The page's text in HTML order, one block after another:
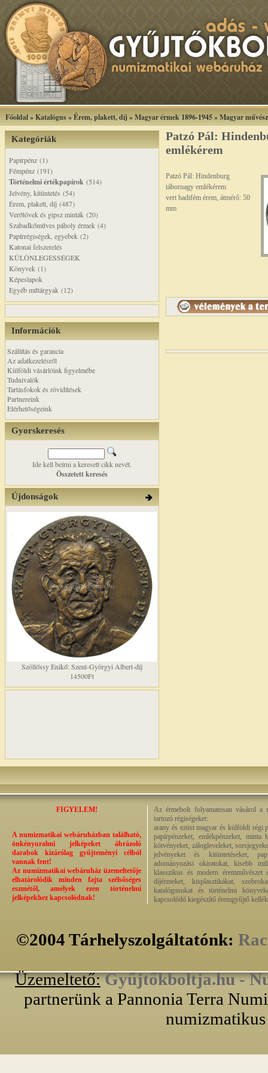
Főoldal»Katalógus»Érem, plakett, díj »Magyar érmek 1896-1945»Magyar
Kategóriák
Papírpénz (1)
Fémpénz (191)
Történelmi értékpapírok (514)
Jelvény, kitüntetés (54)
Érem, plakett, díj (487)
Verőtövek és gipsz minták (20)
Szabadkőműves páholy érmek (4)
Papírrégiségek, egyebek (2)
Katonai felszerelés
KÜLÖNLEGESSÉGEK
Könyvek (1)
Képeslapok
Egyéb műtárgyak (12)
Információk
Szállítás és garancia
Az adatkezelésről
Külföldi vásárlóink figyelmébe
Tudnivalók
Tartásfokok és rövidítések
Partnereink
Elérhetőségeink
Gyorskeresés
Ide kell beírni a keresett cikk nevét.
Összetett keresés
Újdonságok
Szöllőssy Enikő: Szent-Györgyi Albert-díj
14500Ft
Patzó Pál:
emlékérem
Patzó Pál: Hindenburg
tábornagy emlékérem
vert hadifém érem, átmérő: 50
mm
FIGYELEM!
A numizmatikai webáruházban található,
önkényuralmi jelképeket ábrázoló
darabok kizárólag gyűjteményi célból
vannak fent!
Az numizmatikai webáruház üzemeltetője
elhatárolódik minden fajta szélsőséges
eszmétől, amelyek ezen történelmi
jelképekhez kapcsolódnak!
Az érmebolt folyamatosan vásárol a
tartozó régiségeket:
arany és ezüst magyar és külföldi régi
papírpénzeket, emlékpénzeket, minta
kötvényeket, zálogleveleket,
jelvényeket és kitüntetéseket,
adományozási okiratokat, kisebb
klasszikus és modern éremművészet
díjérmeket, kisplasztikákat,
katalógusokat és történelmi
kapcsolódó kiegészítő éremgyűjtő
©2004 Tárhelyszolgáltatónk:
Üzemeltető: Gyűjtőkboltja.hu -
partnerünk a Pannonia Terra
numizmatikus